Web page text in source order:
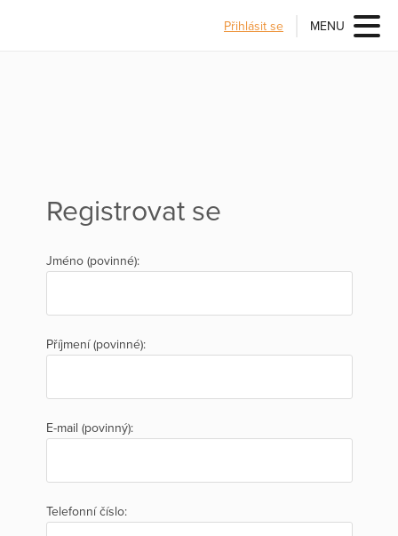
Přihlásit se MENU
Registrovat se
Jméno (povinné):
Příjmení (povinné):
E-mail (povinný):
Telefonní číslo: